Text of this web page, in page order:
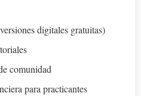
digitales gratuitas)
comunidad
para practicantes